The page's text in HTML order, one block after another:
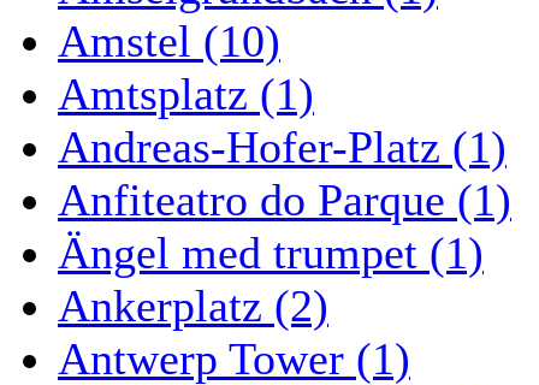
Amstel (10)
Amtsplatz (1)
Andreas-Hofer-Platz (1)
Anfiteatro do Parque (1)
Ängel med trumpet (1)
Ankerplatz (2)
Antwerp Tower (1)